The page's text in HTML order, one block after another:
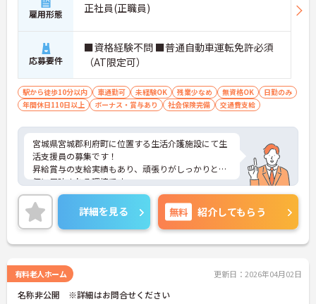
雇用形態 正社員(正職員)
応募要件
■資格経験不問 ■普通自動車運転免許必須
（AT限定可）
駅から徒歩10分以内 車通勤可 未経験OK 残業少なめ 無資格OK
日勤のみ
年間休日110日以上
ボーナス・賞与あり 社会保険完備 交通費支給
宮城県宮城郡利府町に位置する生活介護施設にて生
活支援員の募集です！
昇給賞与の支給実績もあり、頑張りがしっかりと評
価に反映される環境です。
ご興味ある方には、面接対策ポイントなど、さらに
詳細をお話しいたしますのでお気軽にご相談くださ
い！
詳細を見る 無料 紹介してもらう
有料老人ホーム 更新日：2026年04月02日
名称非公開 ※詳細はお問合せください